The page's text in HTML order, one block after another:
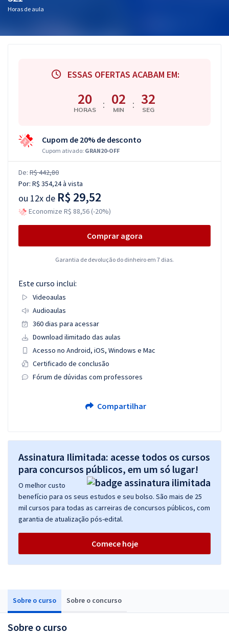
Horas de aula
Sobre o curso Sobre o concurso
Sobre o curso
ESSAS OFERTAS ACABAM EM:
20
HORAS : 02
MIN : 32
SEG
Cupom de 20% de desconto
Cupom ativado: GRAN20-OFF
De: R$ 442,80
Por: R$ 354,24à vista
ou 12x de R$ 29,52
Economize R$ 88,56 (-20%)
Comprar agora
Garantia de devolução do dinheiro em 7 dias.
Este curso inclui:
Videoaulas
Audioaulas
360 dias para acessar
Download ilimitado das aulas
Acesso no Android, iOS, Windows e Mac
Certificado de conclusão
Fórum de dúvidas com professores
Compartilhar
Assinatura Ilimitada: acesse todos os cursos
para concursos públicos, em um só lugar!
O melhor custo
benefício para os seus estudos e seu bolso. São mais de 25
mil cursos para todas as carreiras de concursos públicos, com
garantia de atualização pós-edital.
Comece hoje